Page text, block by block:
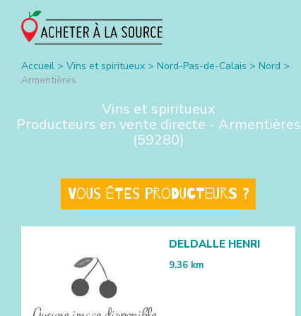
Accueil > Vins et spiritueux > Nord-Pas-de-Calais > Nord >
Armentières
Vins et spiritueux
Producteurs en vente directe - Armentières
(59280)
Vous êtes producteurs ?
DELDALLE HENRI
9.36 km